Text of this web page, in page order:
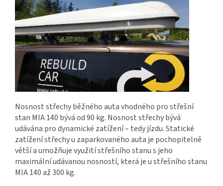
Nosnost střechy běžného auta vhodného pro střešní
stan MIA 140 bývá od 90 kg. Nosnost střechy bývá
udávána pro dynamické zatížení – tedy jízdu. Statické
zatížení střechy u zaparkovaného auta je pochopitelně
větší a umožňuje využití střešního stanu s jeho
maximální udávanou nosností, která je u střešního stanu
MIA 140 až 300 kg.